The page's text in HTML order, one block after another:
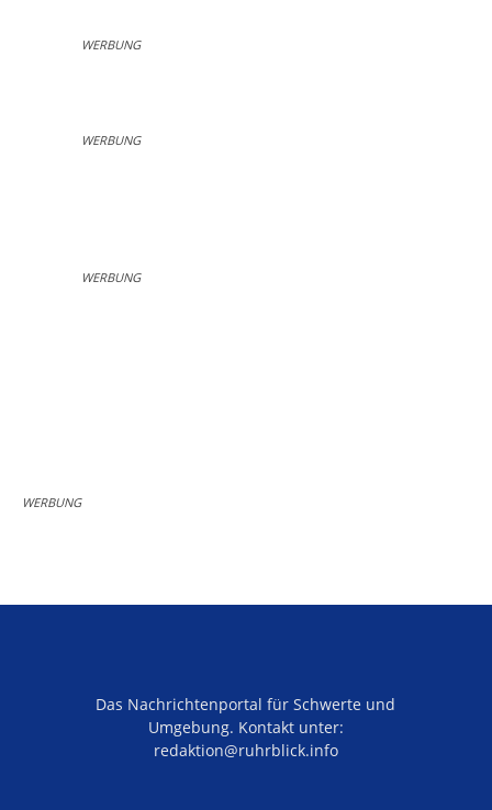
WERBUNG
WERBUNG
WERBUNG
WERBUNG
Das Nachrichtenportal für Schwerte und
Umgebung. Kontakt unter:
redaktion@ruhrblick.info